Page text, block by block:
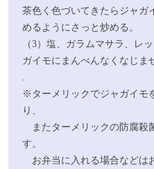
茶色く色づいてきたらジャガ
めるようにさっと炒める。
（3）塩、ガラムマサラ、レ
ガイモにまんべんなくなじま
※ターメリックでジャガイモ
り、
またターメリックの防腐殺
す。
お弁当に入れる場合などは